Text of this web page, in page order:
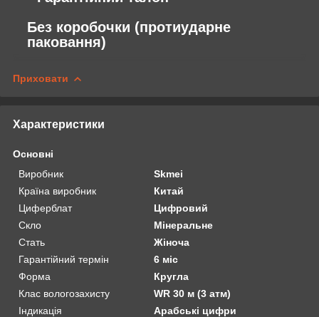
Без коробочки (протиударне
паковання)
Приховати
Характеристики
Основні
Виробник
Skmei
Країна виробник
Китай
Циферблат
Цифровий
Скло
Мінеральне
Стать
Жіноча
Гарантійний термін
6 міс
Форма
Кругла
Клас вологозахисту
WR 30 м (3 атм)
Індикація
Арабські цифри